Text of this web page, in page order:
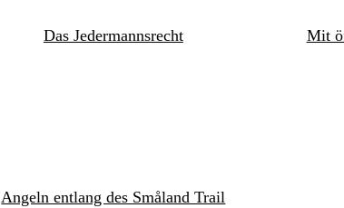
Das Jedermannsrecht
Mit
Angeln entlang des Småland Trail